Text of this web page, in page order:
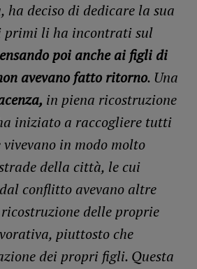
deciso di dedicare la sua
li ha incontrati sul
poi anche ai figli di
avevano fatto ritorno. Una
in piena ricostruzione
iniziato a raccogliere tutti
in modo molto
della città, le cui
conflitto avevano altre
delle proprie
piuttosto che
dei propri figli. Questa